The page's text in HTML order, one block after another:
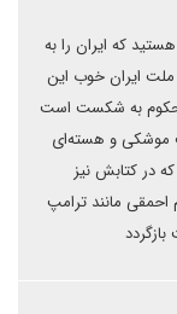
که ایران را به
ملت ایران خوب این
محکوم به شکست است
موشکی و هسته‌ای
در کتابش نیز
احمقی مانند ترامپ